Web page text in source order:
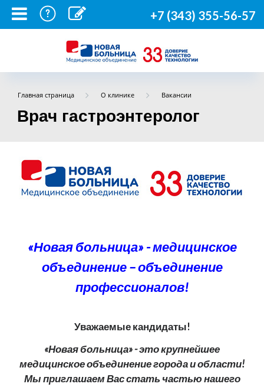
+7 (343) 355-56-57
Главная страница О клинике Вакансии
Врач гастроэнтеролог
«Новая больница» - медицинское
объединение – объединение
профессионалов!
Уважаемые кандидаты!
«Новая больница» - это крупнейшее
медицинское объединение города и области!
Мы приглашаем Вас стать частью нашего